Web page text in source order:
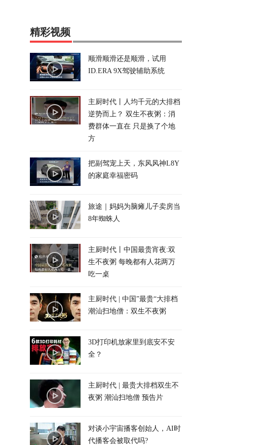
精彩视频
顺滑顺滑还是顺滑，试用
ID.ERA 9X驾驶辅助系统
主厨时代丨人均千元的大排档
逆势而上？ 双生不夜粥：消
费群体一直在 只是换了个地
方
把副驾宠上天，东风风神L8Y
的家庭幸福密码
旅途｜妈妈为脑瘫儿子卖房当
8年蜘蛛人
主厨时代丨中国最贵宵夜:双
生不夜粥 每晚都有人花两万
吃一桌
主厨时代 | 中国”最贵“大排档
潮汕扫地僧：双生不夜粥
3D打印机放家里到底安不安
全？
主厨时代 | 最贵大排档双生不
夜粥 潮汕扫地僧 预告片
对谈小宇宙播客创始人，AI时
代播客会被取代吗?